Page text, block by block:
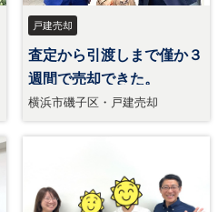
戸建売却
査定から引渡しまで僅か３
週間で売却できた。
横浜市磯子区・戸建売却